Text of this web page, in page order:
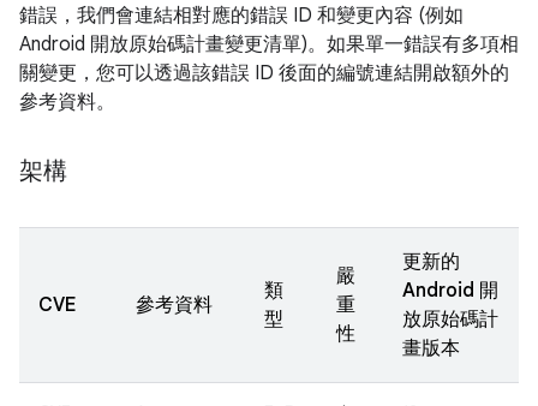
錯誤，我們會連結相對應的錯誤 ID 和變更內容 (例如
Android 開放原始碼計畫變更清單)。如果單一錯誤有多項相
關變更，您可以透過該錯誤 ID 後面的編號連結開啟額外的
參考資料。
架構
CVE 參考資料
類
型
嚴
重
性
更新的
Android 開
放原始碼計
畫版本